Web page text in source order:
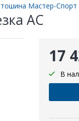
Мастер-Спорт
AC
17
В